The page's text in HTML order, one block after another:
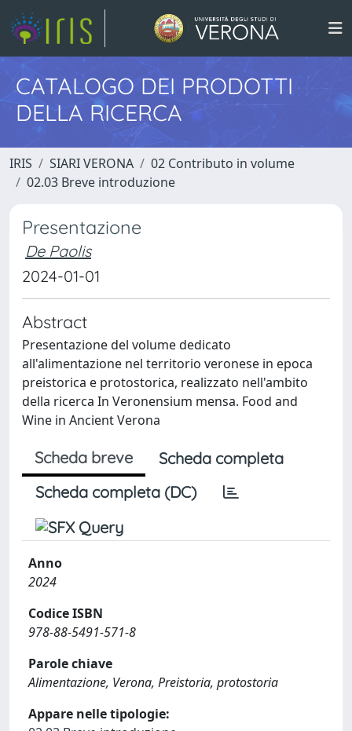
CATALOGO DEI PRODOTTI
DELLA RICERCA
IRIS SIARI VERONA
02 Contributo in volume
02.03 Breve introduzione
Presentazione
De Paolis
2024-01-01
Abstract
Presentazione del volume dedicato
all'alimentazione nel territorio veronese in epoca
preistorica e protostorica, realizzato nell'ambito
della ricerca In Veronensium mensa. Food and
Wine in Ancient Verona
Scheda breve
Scheda completa
Scheda completa (DC)
Anno
2024
Codice ISBN
978-88-5491-571-8
Parole chiave
Alimentazione, Verona, Preistoria, protostoria
Appare nelle tipologie: